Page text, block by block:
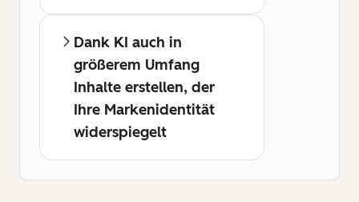
Dank KI auch in
größerem Umfang
Inhalte erstellen, der
Ihre Markenidentität
widerspiegelt